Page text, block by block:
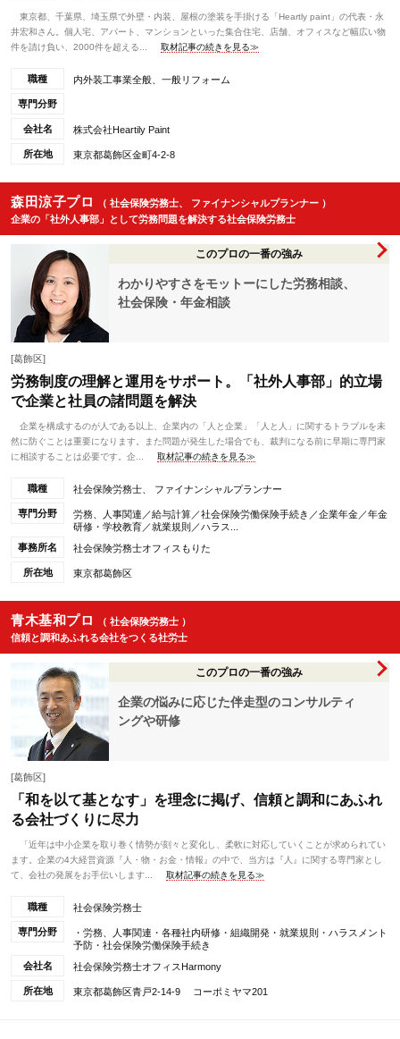
東京都、千葉県、埼玉県で外壁・内装、屋根の塗装を手掛ける「Heartly paint」の代表・永
井宏和さん。個人宅、アパート、マンションといった集合住宅、店舗、オフィスなど幅広い物
件を請け負い、2000件を超える...
取材記事の続きを見る≫
職種 内外装工事業全般、一般リフォーム
専門分野
会社名 株式会社Heartily Paint
所在地 東京都葛飾区金町4-2-8
森田涼子プロ
（ 社会保険労務士、 ファイナンシャルプランナー ）
企業の「社外人事部」として労務問題を解決する社会保険労務士
このプロの一番の強み
わかりやすさをモットーにした労務相談、
社会保険・年金相談
[葛飾区]
労務制度の理解と運用をサポート。「社外人事部」的立場
で企業と社員の諸問題を解決
企業を構成するのが人である以上、企業内の「人と企業」「人と人」に関するトラブルを未
然に防ぐことは重要になります。また問題が発生した場合でも、裁判になる前に早期に専門家
に相談することは必要です。企...
取材記事の続きを見る≫
職種 社会保険労務士、 ファイナンシャルプランナー
専門分野
労務、人事関連／給与計算／社会保険労働保険手続き／企業年金／年金
研修・学校教育／就業規則／ハラス...
事務所名
社会保険労務士オフィスもりた
所在地 東京都葛飾区
青木基和プロ
（ 社会保険労務士 ）
信頼と調和あふれる会社をつくる社労士
このプロの一番の強み
企業の悩みに応じた伴走型のコンサルティ
ングや研修
[葛飾区]
「和を以て基となす」を理念に掲げ、信頼と調和にあふれ
る会社づくりに尽力
「近年は中小企業を取り巻く情勢が刻々と変化し、柔軟に対応していくことが求められてい
ます。企業の4大経営資源『人・物・お金・情報』の中で、当方は『人』に関する専門家とし
て、会社の発展をお手伝いします...
取材記事の続きを見る≫
職種 社会保険労務士
専門分野
・労務、人事関連・各種社内研修・組織開発・就業規則・ハラスメント
予防・社会保険労働保険手続き
会社名
社会保険労務士オフィスHarmony
所在地 東京都葛飾区青戸2-14-9 コーポミヤマ201